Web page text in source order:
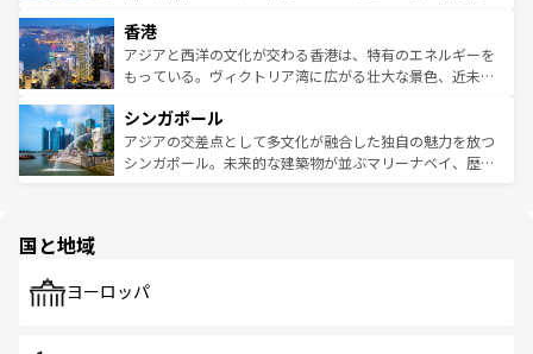
とつ。フォーやバインミー、ベトナムコーヒーなどは、ぜ
ひ現地で味わいたい。どの地域を訪れてもあたたかい人々
が旅行者を迎えてくれるので、きっと忘れられない旅にな
参照してほしい。
の活気が交差している。北部ではチェンマイなどの山岳地
帯で自然と触れ合い、南部ではプーケットやクラビの美し
いビーチでリゾート気分を楽しむことができる。タイ料理
激する。気候は一年中温暖で、どの季節にも異なる楽しみ
が待っている。親しみやすいタイの人々、仏教を中心とし
た文化、そして多様な観光資源が、訪れる旅人を魅了し続
香港
アジアと西洋の文化が交わる香港は、特有のエネルギーを
もっている。ヴィクトリア湾に広がる壮大な景色、近未来
み、どこを訪れても感動するはず。観光スポットが密集し
ており、効率よく見どころを回れるのも魅力。息をのむよ
うな絶景から文化的な体験まで、香港を存分に楽しみ尽く
シンガポール
アジアの交差点として多文化が融合した独自の魅力を放つ
シンガポール。未来的な建築物が並ぶマリーナベイ、歴史
で、ホーカーズは地元の風情を楽しめる外せないスポット
国と地域
ヨーロッパ